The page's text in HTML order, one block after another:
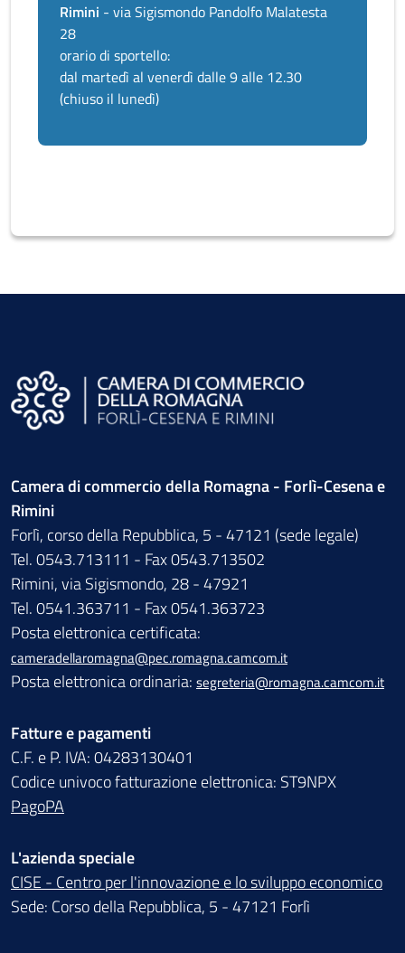
Rimini - via Sigismondo Pandolfo Malatesta
28
orario di sportello:
dal martedì al venerdì dalle 9 alle 12.30
(chiuso il lunedì)
Camera di commercio della Romagna - Forlì-Cesena e
Rimini
Forlì, corso della Repubblica, 5 - 47121 (sede legale)
Tel. 0543.713111 - Fax 0543.713502
Rimini, via Sigismondo, 28 - 47921
Tel. 0541.363711 - Fax 0541.363723
Posta elettronica certificata:
cameradellaromagna@pec.romagna.camcom.it
Posta elettronica ordinaria: segreteria@romagna.camcom.it
Fatture e pagamenti
C.F. e P. IVA: 04283130401
Codice univoco fatturazione elettronica: ST9NPX
PagoPA
L'azienda speciale
CISE - Centro per l'innovazione e lo sviluppo economico
Sede: Corso della Repubblica, 5 - 47121 Forlì